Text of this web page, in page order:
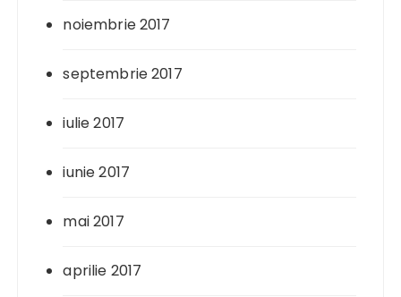
noiembrie 2017
septembrie 2017
iulie 2017
iunie 2017
mai 2017
aprilie 2017